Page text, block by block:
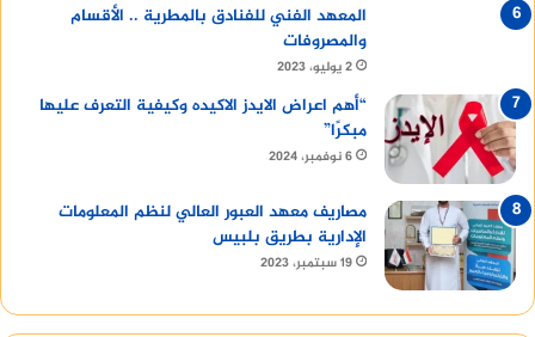
المعهد الفني للفنادق بالمطرية .. الأقسام
والمصروفات
2 يوليو، 2023
“أهم اعراض الايدز الاكيده وكيفية التعرف عليها
مبكرًا”
6 نوفمبر، 2024
مصاريف معهد العبور العالي لنظم المعلومات
الإدارية بطريق بلبيس
19 سبتمبر، 2023